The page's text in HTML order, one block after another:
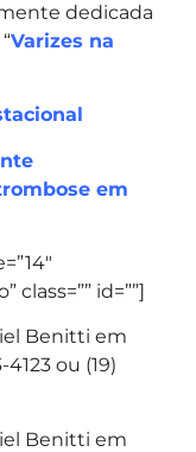
dedicada
Varizes na
em
class=”” id=””]
Benitti em
4123 ou (19)
Benitti em